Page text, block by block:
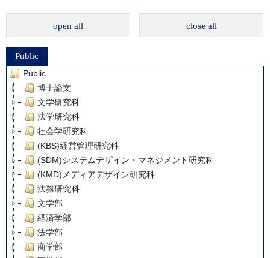
open all close all
Public
Public
博士論文
文学研究科
法学研究科
社会学研究科
(KBS)経営管理研究科
(SDM)システムデザイン・マネジメント研究科
(KMD)メディアデザイン研究科
法務研究科
文学部
経済学部
法学部
商学部